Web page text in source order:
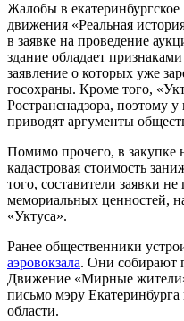
Жалобы в
движения «Реальная
в заявке на проведение
здание обладает
заявление о которых уже
госохраны. Кроме того,
Ространснадзора, поэтому у
приводят аргументы
Помимо прочего, в закупке
кадастровая стоимость
того, составители заявки
мемориальных ценностей,
«Уктуса».
Ранее общественники
аэровокзала. Они собирают
Движение «Мирные
письмо мэру
области.